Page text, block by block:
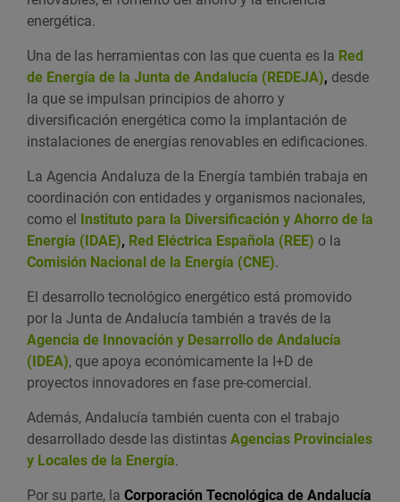
energética.
Una de las herramientas con las que cuenta es la Red
de Energía de la Junta de Andalucía (REDEJA), desde
la que se impulsan principios de ahorro y
diversificación energética como la implantación de
instalaciones de energías renovables en edificaciones.
La Agencia Andaluza de la Energía también trabaja en
coordinación con entidades y organismos nacionales,
como el Instituto para la Diversificación y Ahorro de la
Energía (IDAE), Red Eléctrica Española (REE) o la
Comisión Nacional de la Energía (CNE).
El desarrollo tecnológico energético está promovido
por la Junta de Andalucía también a través de la
Agencia de Innovación y Desarrollo de Andalucía
(IDEA), que apoya económicamente la I+D de
proyectos innovadores en fase pre-comercial.
Además, Andalucía también cuenta con el trabajo
desarrollado desde las distintas Agencias Provinciales
y Locales de la Energía.
Por su parte, la Corporación Tecnológica de Andalucía